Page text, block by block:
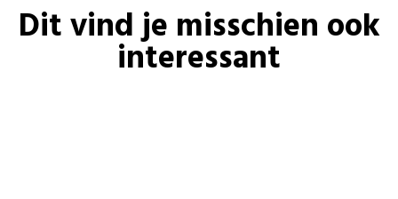
Dit vind je misschien ook
interessant